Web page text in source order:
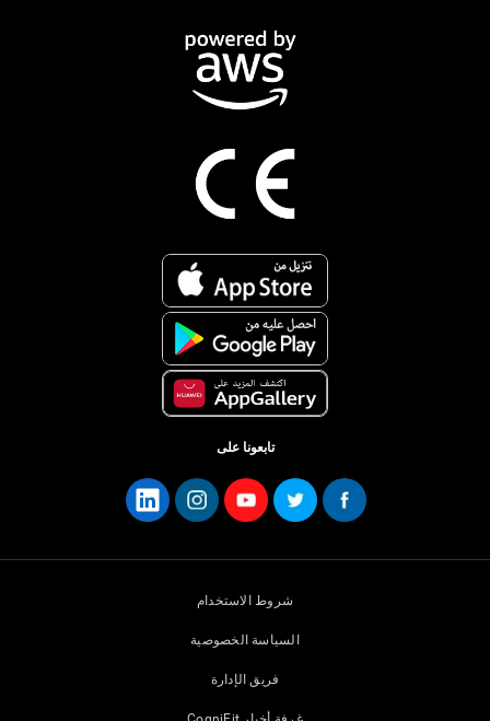
تابعونا على
شروط الاستخدام
السياسة الخصوصية
فريق الإدارة